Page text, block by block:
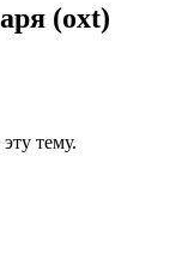
(oxt)
тему.